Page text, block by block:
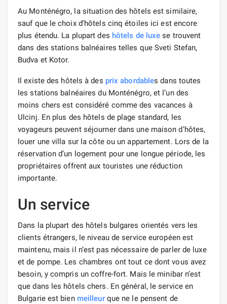
Au Monténégro, la situation des hôtels est similaire,
sauf que le choix d’hôtels cinq étoiles ici est encore
plus étendu. La plupart des hôtels de luxe se trouvent
dans des stations balnéaires telles que Sveti Stefan,
Budva et Kotor.
Il existe des hôtels à des prix abordables dans toutes
les stations balnéaires du Monténégro, et l’un des
moins chers est considéré comme des vacances à
Ulcinj. En plus des hôtels de plage standard, les
voyageurs peuvent séjourner dans une maison d’hôtes,
louer une villa sur la côte ou un appartement. Lors de la
réservation d’un logement pour une longue période, les
propriétaires offrent aux touristes une réduction
importante.
Un service
Dans la plupart des hôtels bulgares orientés vers les
clients étrangers, le niveau de service européen est
maintenu, mais il n’est pas nécessaire de parler de luxe
et de pompe. Les chambres ont tout ce dont vous avez
besoin, y compris un coffre-fort. Mais le minibar n’est
que dans les hôtels chers. En général, le service en
Bulgarie est bien meilleurque ne le pensent de